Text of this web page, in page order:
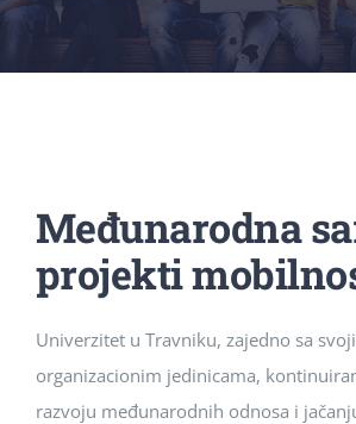
Studij
Međunarodna saradnja
Međunarodna
projekti
Univerzitet u Travniku, zajedno sa
organizacionim jedinicama,
razvoju međunarodnih odnosa i